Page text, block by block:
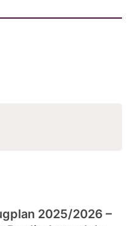
2025/2026 –